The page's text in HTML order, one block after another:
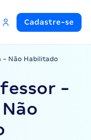
Cadastre-se
- Não Habilitado
-